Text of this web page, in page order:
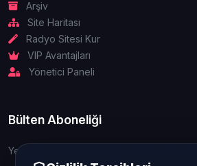
Arşiv
Site Haritası
Radyo Sitesi Kur
VIP Avantajları
Yönetici Paneli
Bülten Aboneliği
Yeniliklerden ve güncellemelerden ilk siz